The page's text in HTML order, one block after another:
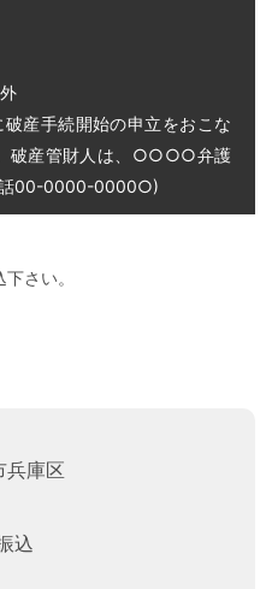
産手続開始の申立をおこな
破産管財人は、○○○○弁護
00-0000-0000○)
さい。
兵庫区
込